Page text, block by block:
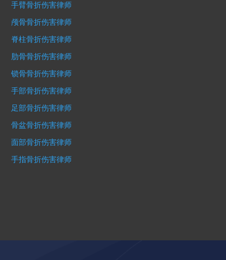
手臂骨折伤害律师
颅骨骨折伤害律师
脊柱骨折伤害律师
肋骨骨折伤害律师
锁骨骨折伤害律师
手部骨折伤害律师
足部骨折伤害律师
骨盆骨折伤害律师
面部骨折伤害律师
手指骨折伤害律师